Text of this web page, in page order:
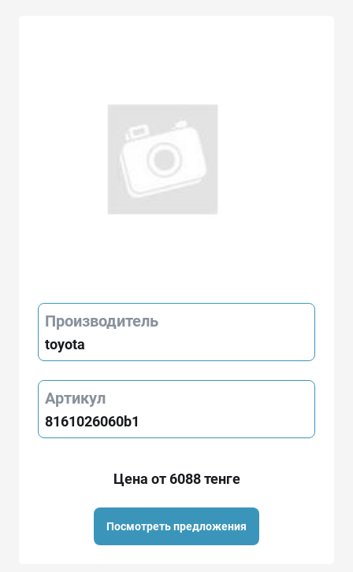
Производитель
toyota
Артикул
8161026060b1
Цена от 6088 тенге
Посмотреть предложения